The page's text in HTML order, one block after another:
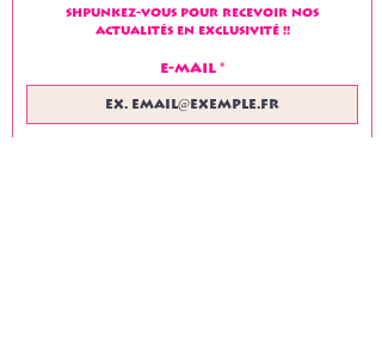
Salut à tous !!!
Shpunkez-vous pour recevoir nos
actualités en exclusivité !!
E-mail